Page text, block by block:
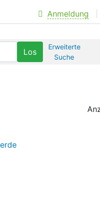
Anmeldung
Erweiterte
Suche